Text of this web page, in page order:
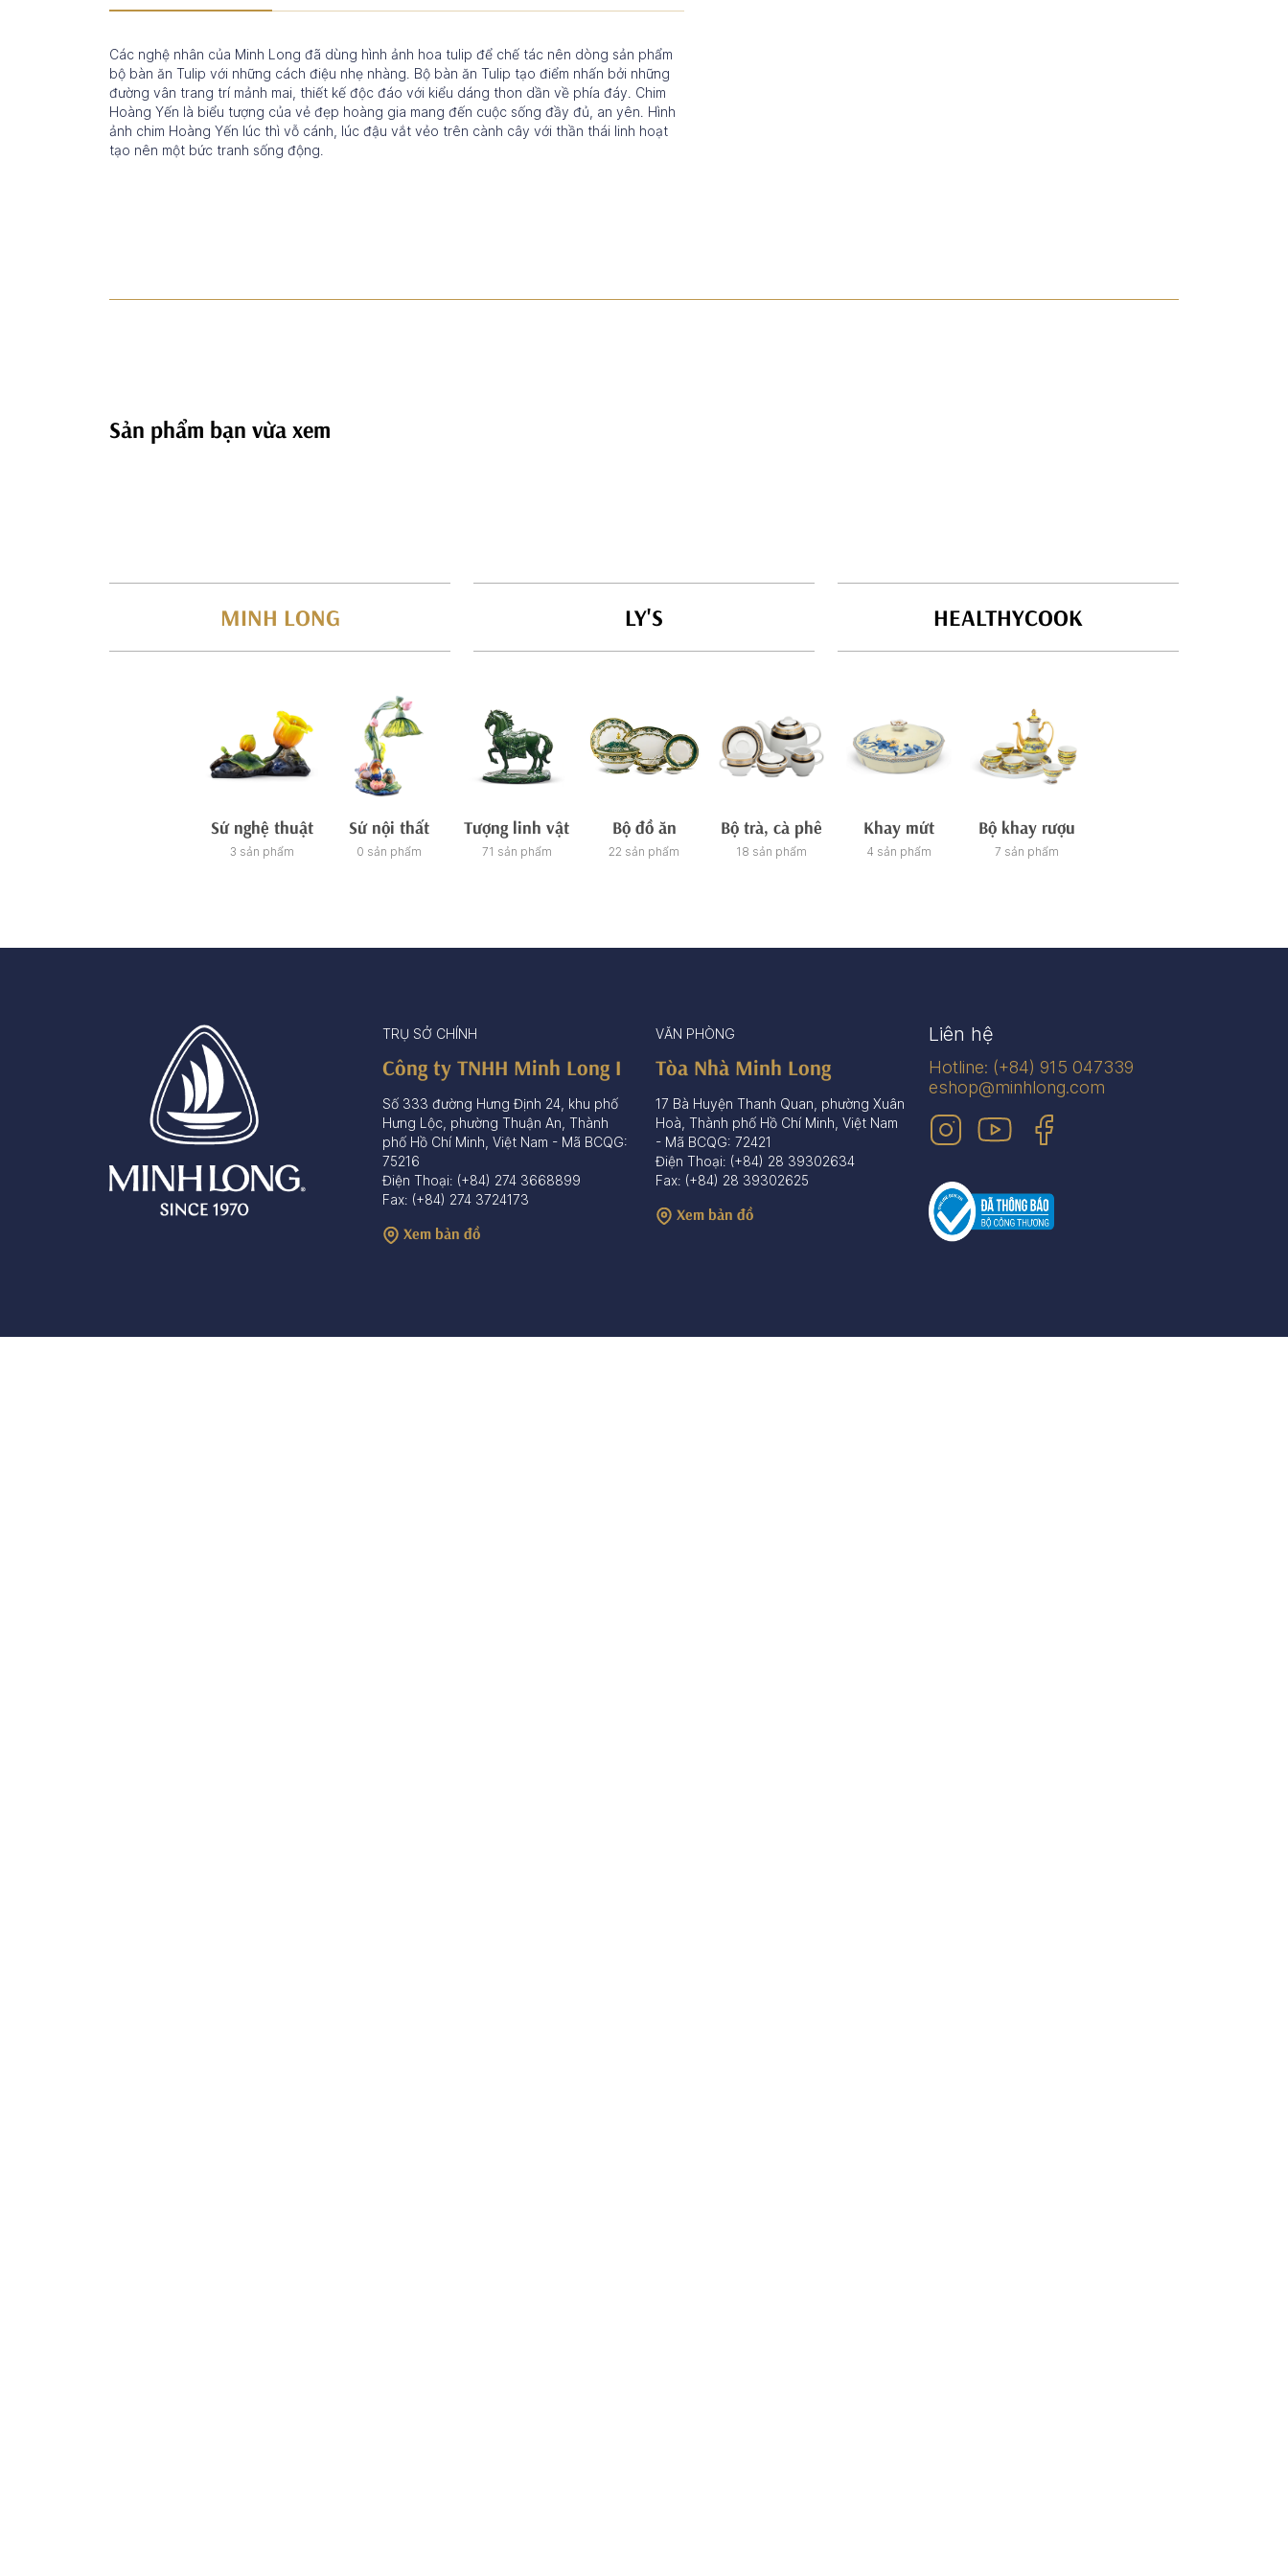
Các nghệ nhân của Minh Long đã dùng hình ảnh hoa tulip để chế tác nên dòng sản phẩm
bộ bàn ăn Tulip với những cách điệu nhẹ nhàng. Bộ bàn ăn Tulip tạo điểm nhấn bởi những
đường vân trang trí mảnh mai, thiết kế độc đáo với kiểu dáng thon dần về phía đáy. Chim
Hoàng Yến là biểu tượng của vẻ đẹp hoàng gia mang đến cuộc sống đầy đủ, an yên. Hình
ảnh chim Hoàng Yến lúc thì vỗ cánh, lúc đậu vắt vẻo trên cành cây với thần thái linh hoạt
tạo nên một bức tranh sống động.
Sản phẩm bạn vừa xem
MINH LONG LY'S HEALTHYCOOK
Sứ nghệ thuật
3 sản phẩm
Sứ nội thất
0 sản phẩm
Tượng linh vật
71 sản phẩm
Bộ đồ ăn
22 sản phẩm
Bộ trà, cà phê
18 sản phẩm
Khay mứt
4 sản phẩm
Bộ khay rượu
7 sản phẩm
TRỤ SỞ CHÍNH
Công ty TNHH Minh Long I
Số 333 đường Hưng Định 24, khu phố
Hưng Lộc, phường Thuận An, Thành
phố Hồ Chí Minh, Việt Nam - Mã BCQG:
75216
Điện Thoại: (+84) 274 3668899
Fax: (+84) 274 3724173
Xem bản đồ
VĂN PHÒNG
Tòa Nhà Minh Long
17 Bà Huyện Thanh Quan, phường Xuân
Hoà, Thành phố Hồ Chí Minh, Việt Nam
- Mã BCQG: 72421
Điện Thoại: (+84) 28 39302634
Fax: (+84) 28 39302625
Xem bản đồ
Liên hệ
Hotline: (+84) 915 047339
eshop@minhlong.com